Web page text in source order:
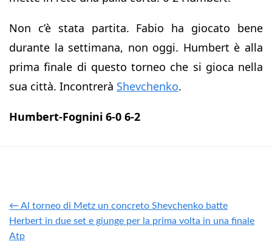
Non c’è stata partita. Fabio ha giocato bene
durante la settimana, non oggi. Humbert è alla
prima finale di questo torneo che si gioca nella
sua città. Incontrerà Shevchenko.
Humbert-Fognini 6-0 6-2
← Al torneo di Metz un concreto Shevchenko batte
Herbert in due set e giunge per la prima volta in una finale
Atp